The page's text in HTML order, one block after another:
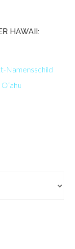
HAWAII:
Namensschild